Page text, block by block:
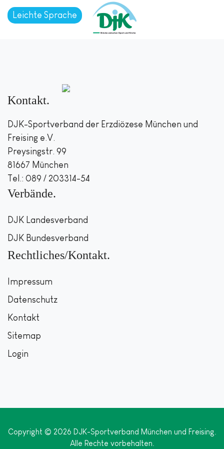
Leichte Sprache
Kontakt
DJK-Sportverband der Erzdiözese München und
Freising e.V.
Preysingstr. 99
81667 München
Tel.: 089 / 203314-54
Verbände
DJK Landesverband
DJK Bundesverband
Rechtliches/Kontakt
Impressum
Datenschutz
Kontakt
Sitemap
Login
Copyright © 2026 DJK-Sportverband München und Freising.
Alle Rechte vorbehalten.